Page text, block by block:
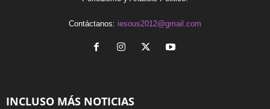
Contáctanos: iesous2012@gmail.com
INCLUSO MÁS NOTICIAS